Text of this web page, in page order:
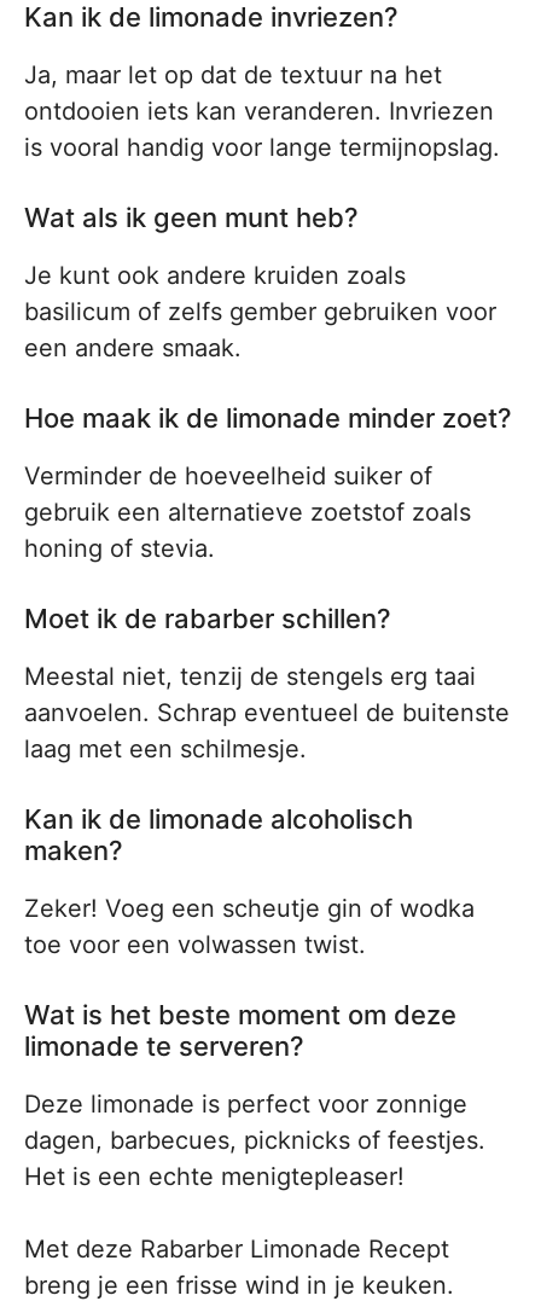
Kan ik de limonade invriezen?
Ja, maar let op dat de textuur na het
ontdooien iets kan veranderen. Invriezen
is vooral handig voor lange termijnopslag.
Wat als ik geen munt heb?
Je kunt ook andere kruiden zoals
basilicum of zelfs gember gebruiken voor
een andere smaak.
Hoe maak ik de limonade minder zoet?
Verminder de hoeveelheid suiker of
gebruik een alternatieve zoetstof zoals
honing of stevia.
Moet ik de rabarber schillen?
Meestal niet, tenzij de stengels erg taai
aanvoelen. Schrap eventueel de buitenste
laag met een schilmesje.
Kan ik de limonade alcoholisch
maken?
Zeker! Voeg een scheutje gin of wodka
toe voor een volwassen twist.
Wat is het beste moment om deze
limonade te serveren?
Deze limonade is perfect voor zonnige
dagen, barbecues, picknicks of feestjes.
Het is een echte menigtepleaser!
Met deze Rabarber Limonade Recept
breng je een frisse wind in je keuken.